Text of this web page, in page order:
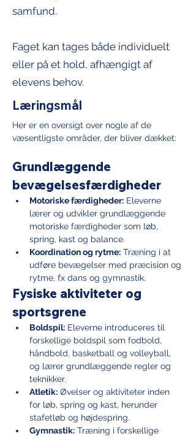
samfund.
Faget kan tages både individuelt
eller på et hold, afhængigt af
elevens behov.
Læringsmål
Her er en oversigt over nogle af de
væsentligste områder, der bliver dækket:
Grundlæggende
bevægelsesfærdigheder
Motoriske færdigheder: Eleverne
lærer og udvikler grundlæggende
motoriske færdigheder som løb,
spring, kast og balance.
Koordination og rytme: Træning i at
udføre bevægelser med præcision og
rytme, fx dans og gymnastik.
Fysiske aktiviteter og
sportsgrene
Boldspil: Eleverne introduceres til
forskellige boldspil som fodbold,
håndbold, basketball og volleyball,
og lærer grundlæggende regler og
teknikker.
Atletik: Øvelser og aktiviteter inden
for løb, spring og kast, herunder
stafetløb og højdespring.
Gymnastik: Træning i forskellige